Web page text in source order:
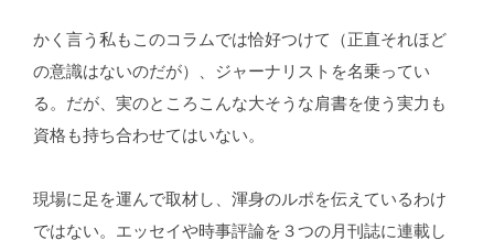
かく言う私もこのコラムでは恰好つけて（正直それほど
の意識はないのだが）、ジャーナリストを名乗ってい
る。だが、実のところこんな大そうな肩書を使う実力も
資格も持ち合わせてはいない。
現場に足を運んで取材し、渾身のルポを伝えているわけ
ではない。エッセイや時事評論を３つの月刊誌に連載し